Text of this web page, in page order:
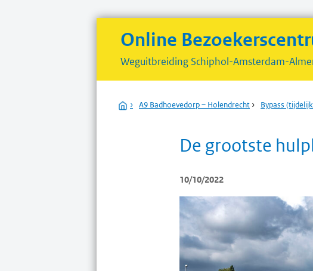
Online
Weguitbreiding Schiphol-Amsterdam-
Home
› A9 Badhoevedorp – Holendrecht › Bypass
De grootste
10/10/2022